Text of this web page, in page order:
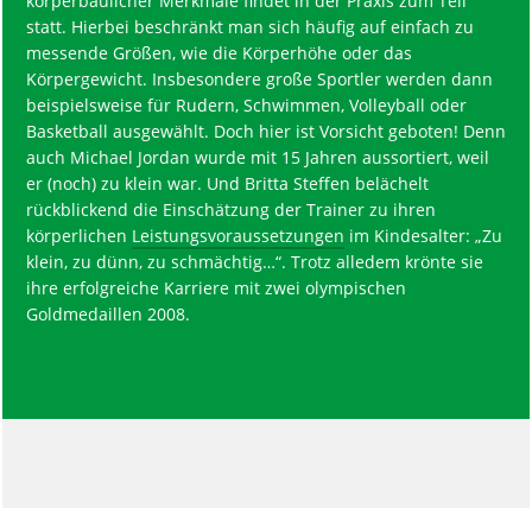
statt. Hierbei beschränkt man sich häufig auf einfach zu
messende Größen, wie die Körperhöhe oder das
Körpergewicht. Insbesondere große Sportler werden dann
beispielsweise für Rudern, Schwimmen, Volleyball oder
Basketball ausgewählt. Doch hier ist Vorsicht geboten! Denn
auch Michael Jordan wurde mit 15 Jahren aussortiert, weil
er (noch) zu klein war. Und Britta Steffen belächelt
rückblickend die Einschätzung der Trainer zu ihren
körperlichen Leistungsvoraussetzungen im Kindesalter: „Zu
klein, zu dünn, zu schmächtig…“. Trotz alledem krönte sie
ihre erfolgreiche Karriere mit zwei olympischen
Goldmedaillen 2008.